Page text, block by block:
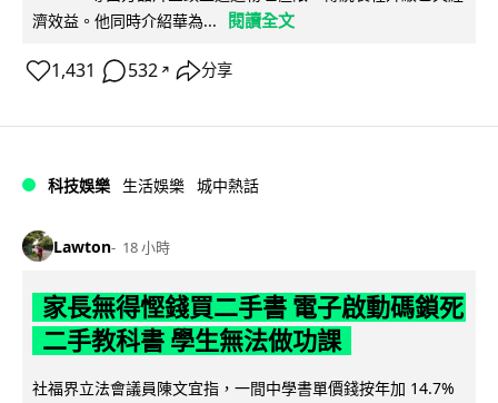
濟效益。他同時介紹華為...
閱讀全文
1,431 532 ↗ 分享
科技娛樂 生活娛樂 城中熱話
Lawton 18 小時
家長無得慳錢買二手書 電子啟動碼鎖死
二手教科書 學生無法做功課
社福界立法會議員陳文宜指，一間中學書單價錢按年加 14.7%